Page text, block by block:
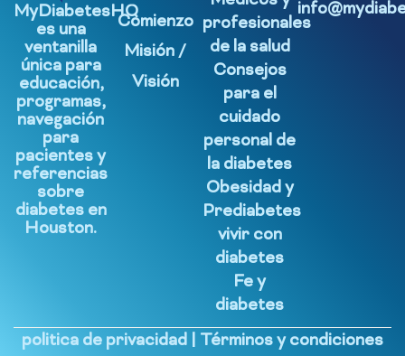
MyDiabetesHQ
es una
ventanilla
única para
educación,
programas,
navegación
para
pacientes y
referencias
sobre
diabetes en
Houston.
Comienzo
Misión /
Visión
profesionales
de la salud
Consejos
para el
cuidado
personal de
la diabetes
Obesidad y
Prediabetes
vivir con
diabetes
Fe y
diabetes
politica de privacidad Términos y condiciones